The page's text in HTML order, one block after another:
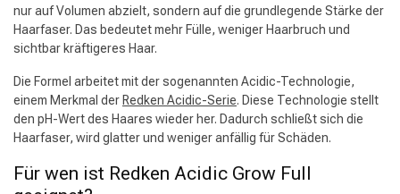
nur auf Volumen abzielt, sondern auf die grundlegende Stärke der
Haarfaser. Das bedeutet mehr Fülle, weniger Haarbruch und
sichtbar kräftigeres Haar.
Die Formel arbeitet mit der sogenannten Acidic-Technologie,
einem Merkmal der Redken Acidic-Serie. Diese Technologie stellt
den pH-Wert des Haares wieder her. Dadurch schließt sich die
Haarfaser, wird glatter und weniger anfällig für Schäden.
Für wen ist Redken Acidic Grow Full